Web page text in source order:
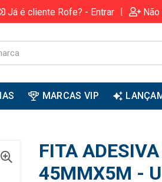
Já é cliente Rofe? - Entrar |
MARCAS VIP
FITA
45MMX5M -